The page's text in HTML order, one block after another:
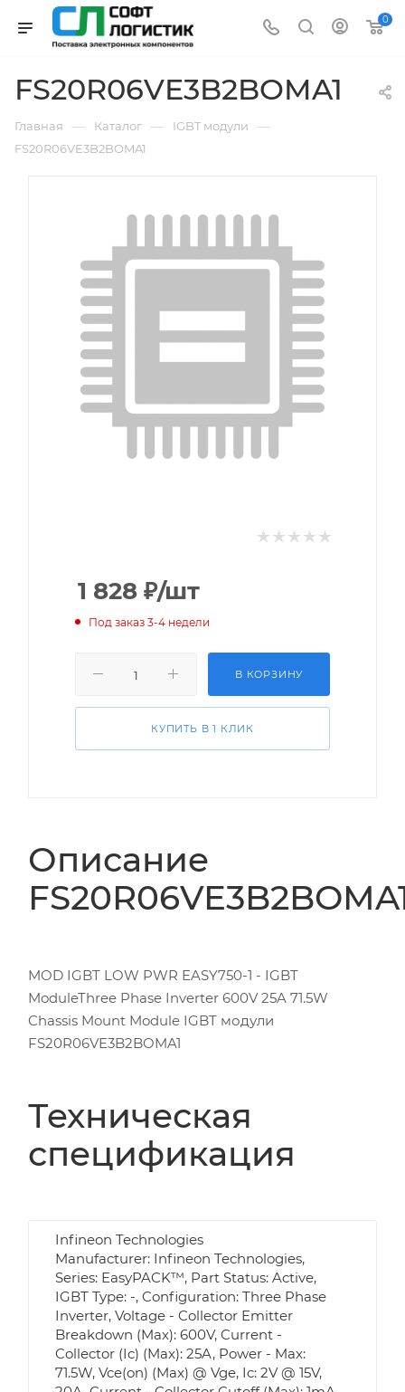
0
FS20R06VE3B2BOMA1
Главная — Каталог — IGBT модули —
FS20R06VE3B2BOMA1
1 828₽/шт
Под заказ 3-4 недели
В КОРЗИНУ
КУПИТЬ В 1 КЛИК
Описание
MOD IGBT LOW PWR EASY750-1 - IGBT
ModuleThree Phase Inverter 600V 25A 71.5W
Chassis Mount Module IGBT модули
FS20R06VE3B2BOMA1
Техническая
спецификация
Infineon Technologies
Manufacturer: Infineon Technologies,
Series: EasyPACK™, Part Status: Active,
IGBT Type: -, Configuration: Three Phase
Inverter, Voltage - Collector Emitter
Breakdown (Max): 600V, Current -
Collector (Ic) (Max): 25A, Power - Max:
71.5W, Vce(on) (Max) @ Vge, Ic: 2V @ 15V,